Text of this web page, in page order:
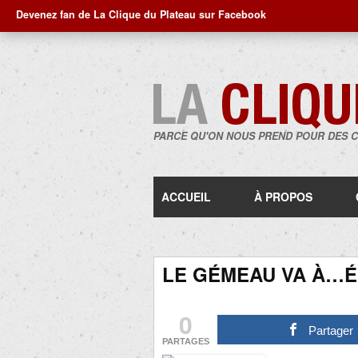
Devenez fan de La Clique du Plateau sur Facebook
PARCE QU'ON NOUS PREND POUR DES
ACCUEIL À PROPOS
LE GÉMEAU VA
0
PARTAGES
Partager